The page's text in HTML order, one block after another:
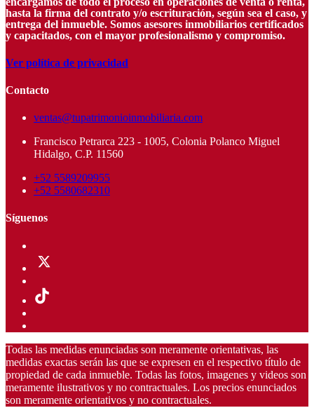
hasta la firma del contrato y/o escrituración, según sea el caso, y
entrega del inmueble. Somos asesores inmobiliarios certificados
y capacitados, con el mayor profesionalismo y compromiso.
Ver política de privacidad
Contacto
ventas@tupatrimonioinmobiliaria.com
Francisco Petrarca 223 - 1005, Colonia Polanco Miguel
Hidalgo, C.P. 11560
+52 5589209955
+52 5580682310
Síguenos
Todas las medidas enunciadas son meramente orientativas, las
medidas exactas serán las que se expresen en el respectivo título de
propiedad de cada inmueble. Todas las fotos, imagenes y videos son
meramente ilustrativos y no contractuales. Los precios enunciados
son meramente orientativos y no contractuales.